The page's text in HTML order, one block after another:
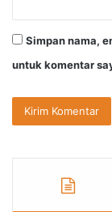
Simpan nama,
untuk komentar